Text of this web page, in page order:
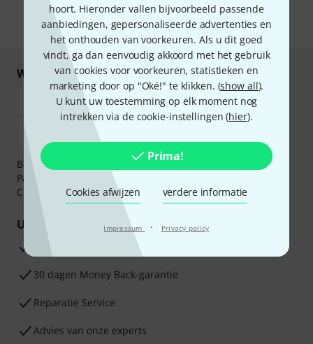
hoort. Hieronder vallen bijvoorbeeld passende
aanbiedingen, gepersonaliseerde advertenties en
het onthouden van voorkeuren. Als u dit goed
vindt, ga dan eenvoudig akkoord met het gebruik
van cookies voor voorkeuren, statistieken en
marketing door op "Oké!" te klikken. (show all).
U kunt uw toestemming op elk moment nog
intrekken via de cookie-instellingen (hier).
Prima!
Cookies afwijzen verdere informatie
Impressum · Privacy policy
gegevensbescherming
* Benodigd
Winkel en betaal veilig
Betaalt u veilig en vertrouwd met Bankoverschrijving,
PayPal, iDEAL,
Klarna Betaal Nu
Creditcard.
Uw voordelen
3 jaar Thomann garantie
30 dagen Money Back-garantie
Reparatie Service
Advies van onze experts